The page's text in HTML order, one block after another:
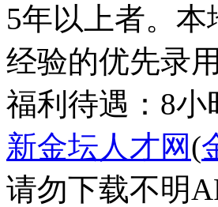
5年以上者。
经验的优先录用
福利待遇：8
新金坛人才网(
请勿下载不明